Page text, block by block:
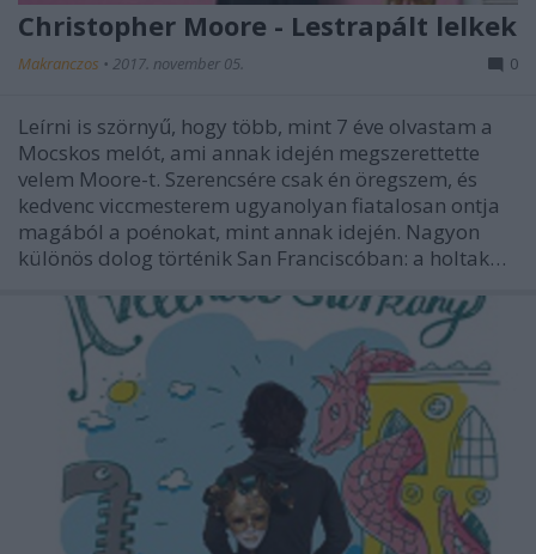
Christopher Moore - Lestrapált lelkek
Makranczos • 2017. november 05. 0
Leírni is szörnyű, hogy több, mint 7 éve olvastam a
Mocskos melót, ami annak idején megszerettette
velem Moore-t. Szerencsére csak én öregszem, és
kedvenc viccmesterem ugyanolyan fiatalosan ontja
magából a poénokat, mint annak idején. Nagyon
különös dolog történik San Franciscóban: a holtak…